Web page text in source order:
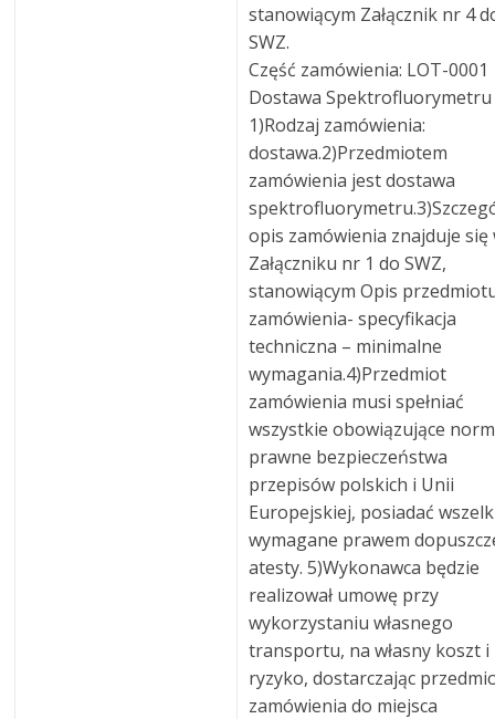
stanowiącym Załącznik nr 4
SWZ.
Część zamówienia: LOT-0001
Dostawa Spektrofluorymetru
1)Rodzaj zamówienia:
dostawa.2)Przedmiotem
zamówienia jest dostawa
opis zamówienia znajduje się
Załączniku nr 1 do SWZ,
stanowiącym Opis
zamówienia- specyfikacja
techniczna – minimalne
wymagania.4)Przedmiot
zamówienia musi spełniać
wszystkie obowiązujące
prawne bezpieczeństwa
przepisów polskich i Unii
Europejskiej, posiadać
wymagane prawem
atesty. 5)Wykonawca będzie
realizował umowę przy
wykorzystaniu własnego
transportu, na własny koszt i
ryzyko, dostarczając
zamówienia do miejsca